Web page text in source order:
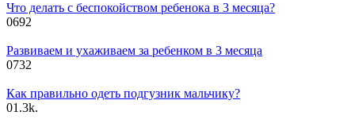
Что делать с беспокойством ребенока в 3 месяца?
0692
Развиваем и ухаживаем за ребенком в 3 месяца
0732
Как правильно одеть подгузник мальчику?
01.3k.